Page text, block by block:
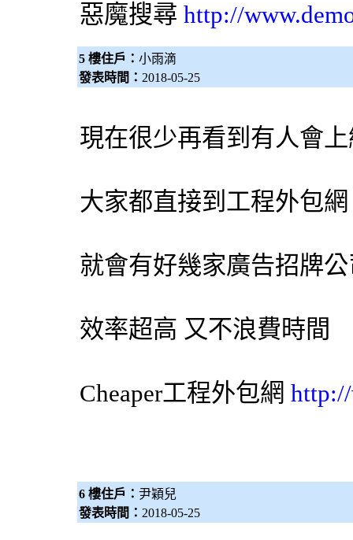
惡魔搜尋 http://
5 樓住戶： 小雨滴
發表時間： 2018-05-25
現在很少再看到有人會
大家都直接到工程外包網
就會有好幾家廣告招牌
效率超高 又不浪費時間
Cheaper工程外包網
6 樓住戶： 尹穎兒
發表時間： 2018-05-25